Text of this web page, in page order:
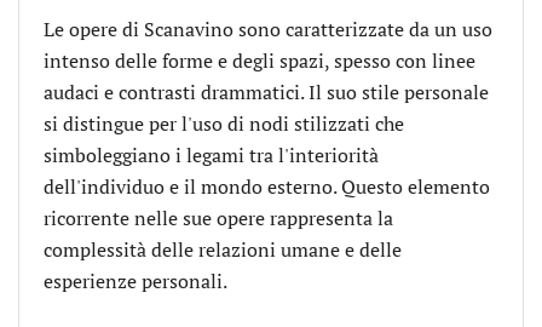
Le opere di Scanavino sono caratterizzate da un uso
intenso delle forme e degli spazi, spesso con linee
audaci e contrasti drammatici. Il suo stile personale
si distingue per l'uso di nodi stilizzati che
simboleggiano i legami tra l'interiorità
dell'individuo e il mondo esterno. Questo elemento
ricorrente nelle sue opere rappresenta la
complessità delle relazioni umane e delle
esperienze personali.